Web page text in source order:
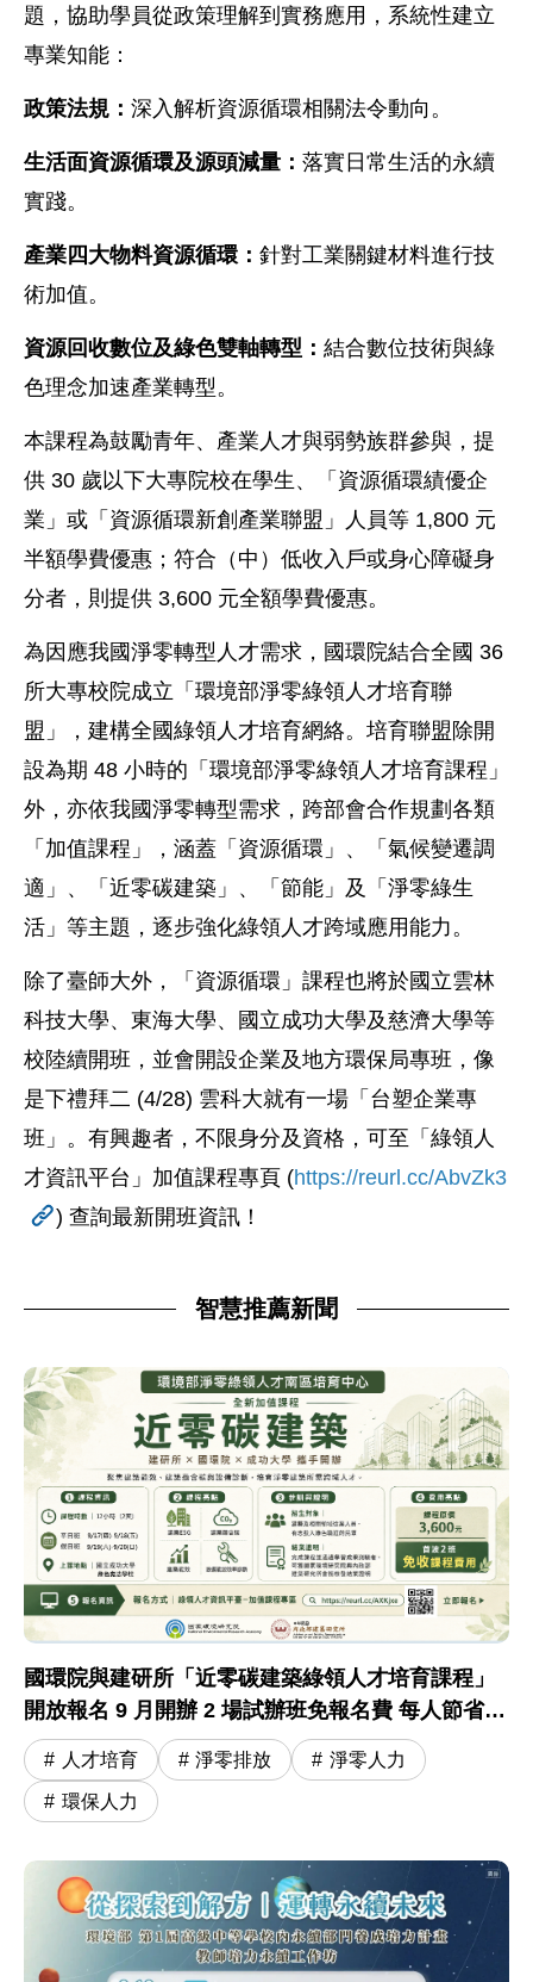
題，協助學員從政策理解到實務應用，系統性建立
專業知能：
政策法規： 深入解析資源循環相關法令動向。
生活面資源循環及源頭減量： 落實日常生活的永續
實踐。
產業四大物料資源循環： 針對工業關鍵材料進行技
術加值。
資源回收數位及綠色雙軸轉型： 結合數位技術與綠
色理念加速產業轉型。
本課程為鼓勵青年、產業人才與弱勢族群參與，提
供 30 歲以下大專院校在學生、「資源循環績優企
業」或「資源循環新創產業聯盟」人員等 1,800 元
半額學費優惠；符合（中）低收入戶或身心障礙身
分者，則提供 3,600 元全額學費優惠。
為因應我國淨零轉型人才需求，國環院結合全國 36
所大專校院成立「環境部淨零綠領人才培育聯
盟」，建構全國綠領人才培育網絡。培育聯盟除開
設為期 48 小時的「環境部淨零綠領人才培育課程」
外，亦依我國淨零轉型需求，跨部會合作規劃各類
「加值課程」，涵蓋「資源循環」、「氣候變遷調
適」、「近零碳建築」、「節能」及「淨零綠生
活」等主題，逐步強化綠領人才跨域應用能力。
除了臺師大外，「資源循環」課程也將於國立雲林
科技大學、東海大學、國立成功大學及慈濟大學等
校陸續開班，並會開設企業及地方環保局專班，像
是下禮拜二 (4/28) 雲科大就有一場「台塑企業專
班」。有興趣者，不限身分及資格，可至「綠領人
才資訊平台」加值課程專頁 (https://reurl.cc/AbvZk3
) 查詢最新開班資訊！
智慧推薦新聞
國環院與建研所「近零碳建築綠領人才培育課程」
開放報名 9 月開辦 2 場試辦班免報名費 每人節省
3,600 元
人才培育 淨零排放 淨零人力
環保人力